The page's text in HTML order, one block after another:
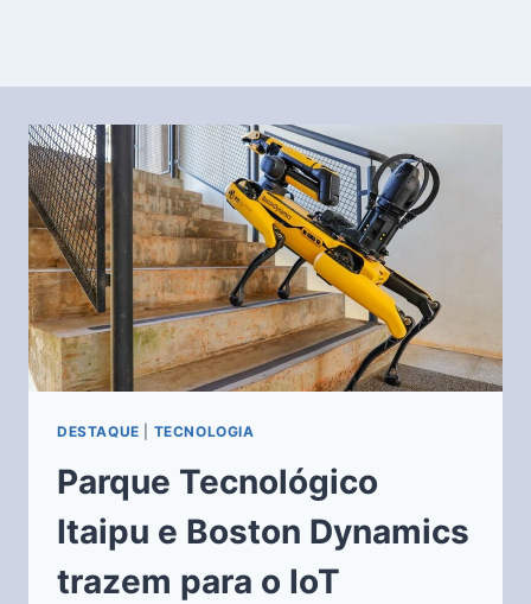
DESTAQUE TECNOLOGIA
Parque Tecnológico
Itaipu e Boston Dynamics
trazem para o IoT